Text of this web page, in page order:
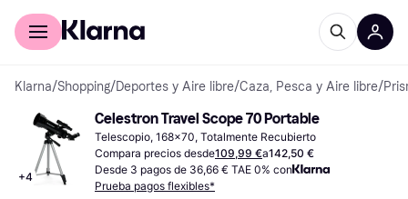
Comprar con Klarna
Klarna/Shopping/Deportes y Aire libre/Caza, Pesca y Aire libre/
+4
Celestron Travel Scope 70 Portable
Telescopio, 168x70, Totalmente Recubierto
Compara precios desde109,99 €a142,50 €
Desde 3 pagos de 36,66 € TAE 0% con
Prueba pagos flexibles*